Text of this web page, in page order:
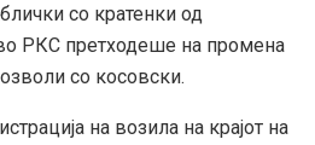
со кратенки од
РКС претходеше на промена
со косовски.
на возила на крајот на